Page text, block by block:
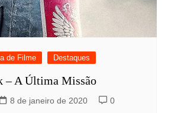
de Filme Destaques
– A Última Missão
8 de janeiro de 2020 0